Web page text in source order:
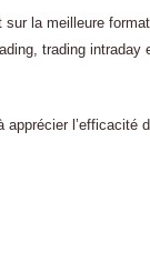
la meilleure
trading intraday
l’efficacité